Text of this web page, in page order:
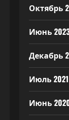
Октябрь
Июнь
Декабрь
Июль 2021
Июнь